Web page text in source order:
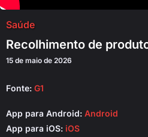
Saúde
Recolhimento de
15 de maio de 2026
Fonte: G1
App para Android: Android
App para iOS: iOS